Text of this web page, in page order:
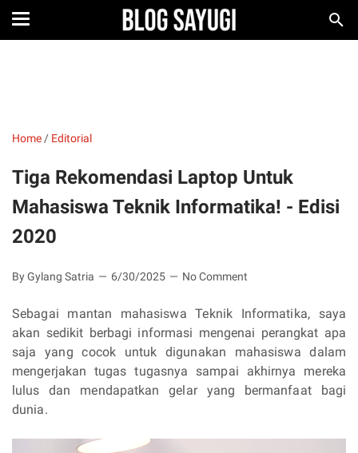
Home / Editorial
Tiga Rekomendasi Laptop Untuk
Mahasiswa Teknik Informatika! - Edisi
2020
By Gylang Satria 6/30/2025 No Comment
Sebagai mantan mahasiswa Teknik Informatika, saya
akan sedikit berbagi informasi mengenai perangkat apa
saja yang cocok untuk digunakan mahasiswa dalam
mengerjakan tugas tugasnya sampai akhirnya mereka
lulus dan mendapatkan gelar yang bermanfaat bagi
dunia.